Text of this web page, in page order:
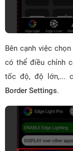
Bên cạnh việc
có thể điều chỉnh
tốc độ, độ lớn,...
Border Settings.